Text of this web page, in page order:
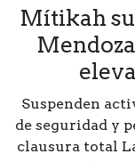
Mítikah
Suspenden
de seguridad y
clausura total